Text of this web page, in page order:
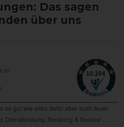
Das sagen
über uns